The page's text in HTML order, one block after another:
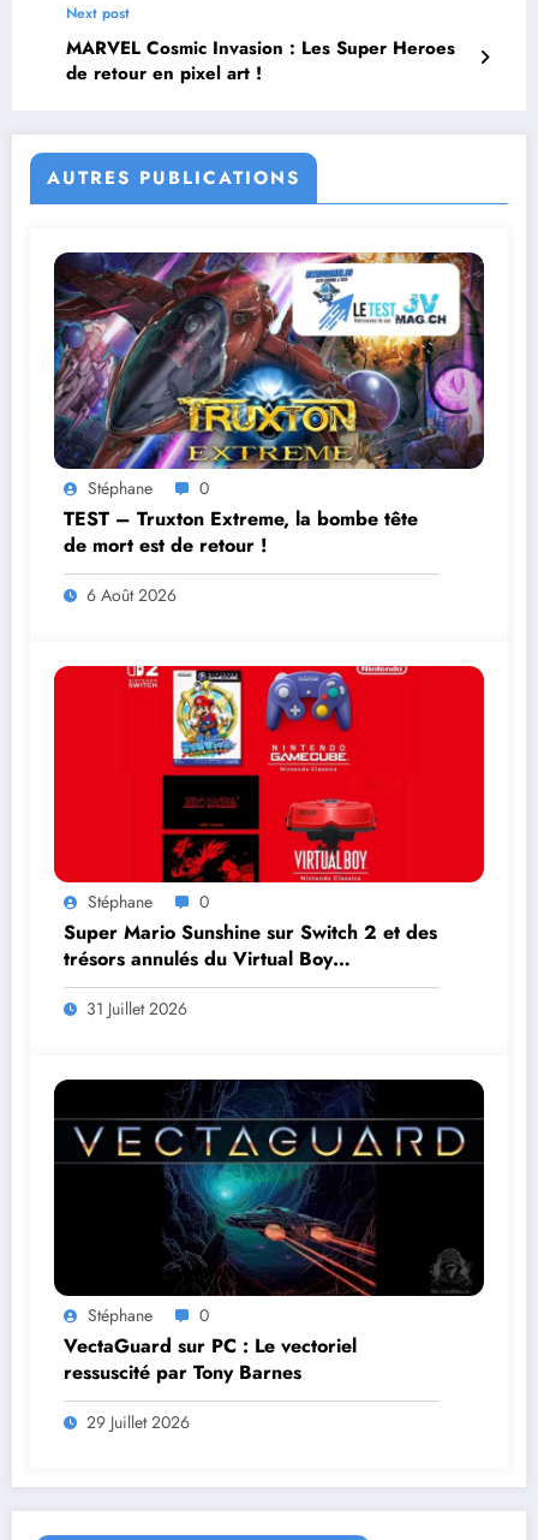
Next post
MARVEL Cosmic Invasion : Les Super Heroes
de retour en pixel art !
AUTRES PUBLICATIONS
Stéphane 0
TEST – Truxton Extreme, la bombe tête
de mort est de retour !
6 Août 2026
Stéphane 0
Super Mario Sunshine sur Switch 2 et des
trésors annulés du Virtual Boy
débarquent en août
31 Juillet 2026
Stéphane 0
VectaGuard sur PC : Le vectoriel
ressuscité par Tony Barnes
29 Juillet 2026